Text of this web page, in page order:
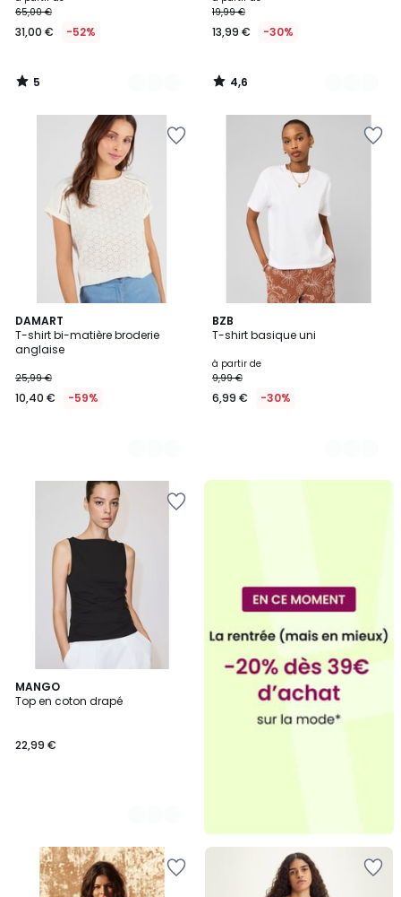
à
partir
31,00
€
réduction
appliquée.
65,00 €
31,00 € -52%
5
/
19,99 €
13,99 € -30%
4,6
/
DAMART
T-shirt bi-matière broderie
anglaise
25,99 €
10,40 € -59%
3
Couleurs
BZB
T-shirt basique uni
à partir de
9,99 €
6,99 € -30%
10
Couleurs
MANGO
Top en coton drapé
22,99 €
3
Couleurs